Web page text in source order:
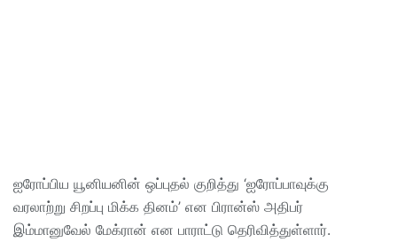
ஐரோப்பிய யூனியனின் ஒப்புதல் குறித்து ‘ஐரோப்பாவுக்கு
வரலாற்று சிறப்பு மிக்க தினம்’ என பிரான்ஸ் அதிபர்
இம்மானுவேல் மேக்ரான் என பாராட்டு தெரிவித்துள்ளார்.